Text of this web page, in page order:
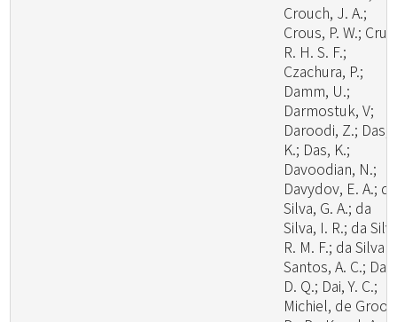
Crouch, J. A.;
Crous, P. W.;
R. H. S. F.;
Czachura, P.;
Damm, U.;
Darmostuk, V;
Daroodi, Z.; Das,
K.; Das, K.;
Davoodian, N.;
Davydov, E. A.; da
Silva, G. A.; da
Silva, I. R.; da
R. M. F.; da Silva
Santos, A. C.; Dai,
D. Q.; Dai, Y. C.;
Michiel, de Groot